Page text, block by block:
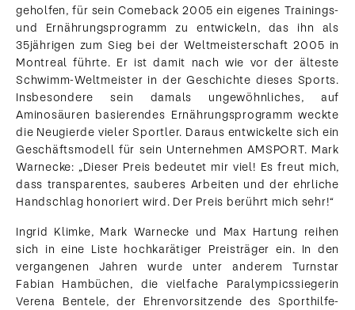
geholfen, für sein Comeback 2005 ein eigenes Trainings-
und Ernährungsprogramm zu entwickeln, das ihn als
35jährigen zum Sieg bei der Weltmeisterschaft 2005 in
Montreal führte. Er ist damit nach wie vor der älteste
Schwimm-Weltmeister in der Geschichte dieses Sports.
Insbesondere sein damals ungewöhnliches, auf
Aminosäuren basierendes Ernährungsprogramm weckte
die Neugierde vieler Sportler. Daraus entwickelte sich ein
Geschäftsmodell für sein Unternehmen AMSPORT. Mark
Warnecke: „Dieser Preis bedeutet mir viel! Es freut mich,
dass transparentes, sauberes Arbeiten und der ehrliche
Handschlag honoriert wird. Der Preis berührt mich sehr!“
Ingrid Klimke, Mark Warnecke und Max Hartung reihen
sich in eine Liste hochkarätiger Preisträger ein. In den
vergangenen Jahren wurde unter anderem Turnstar
Fabian Hambüchen, die vielfache Paralympicssiegerin
Verena Bentele, der Ehrenvorsitzende des Sporthilfe-